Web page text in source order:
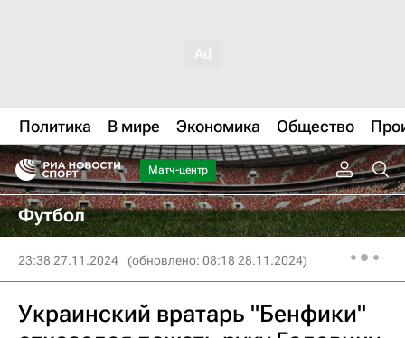
Политика В мире Экономика Общество
Матч-центр
Футбол
23:38 27.11.2024 (обновлено: 08:18 28.11.2024)
Украинский вратарь "Бенфики"